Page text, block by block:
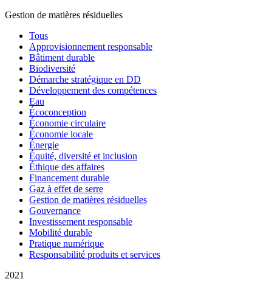
Gestion de matières résiduelles
Tous
Approvisionnement responsable
Bâtiment durable
Biodiversité
Démarche stratégique en DD
Développement des compétences
Eau
Écoconception
Économie circulaire
Économie locale
Énergie
Équité, diversité et inclusion
Éthique des affaires
Financement durable
Gaz à effet de serre
Gestion de matières résiduelles
Gouvernance
Investissement responsable
Mobilité durable
Pratique numérique
Responsabilité produits et services
2021